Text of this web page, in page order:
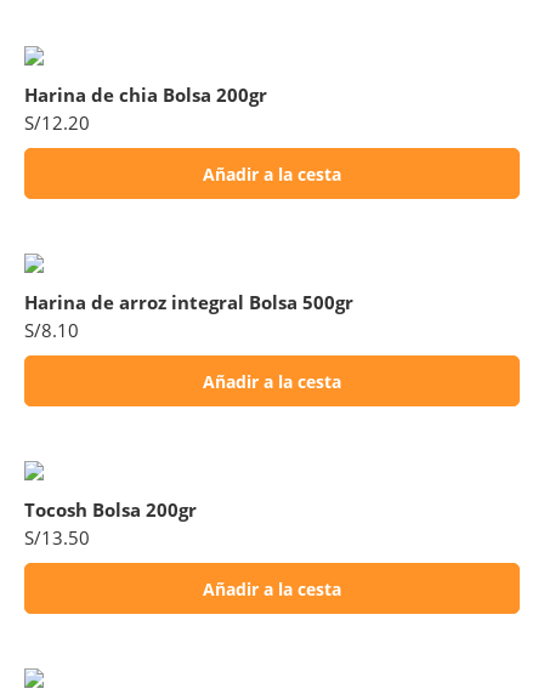
Harina de chia Bolsa 200gr
S/12.20
Añadir a la cesta
Harina de arroz integral Bolsa 500gr
S/8.10
Añadir a la cesta
Tocosh Bolsa 200gr
S/13.50
Añadir a la cesta